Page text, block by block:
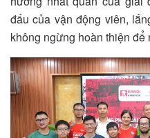
đấu của vận động viên,
không ngừng hoàn thiện